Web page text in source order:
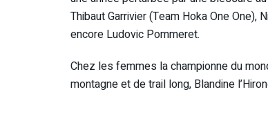
Thibaut Garrivier (Team Hoka One
encore Ludovic Pommeret.
Chez les femmes la championne du
montagne et de trail long, Blandine